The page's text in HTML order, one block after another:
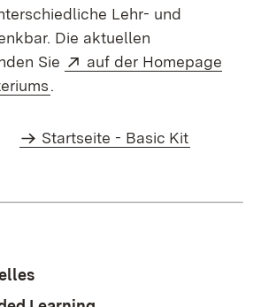
Lehr- und
Die aktuellen
Sie
External:
auf der Homepage
.
Startseite - Basic Kit